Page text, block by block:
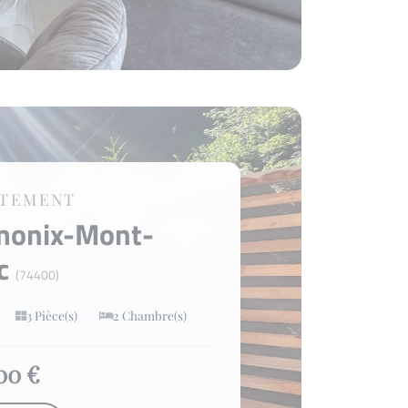
Mont-
(74400)
3 Pièce(s) 2 Chambre(s)
€